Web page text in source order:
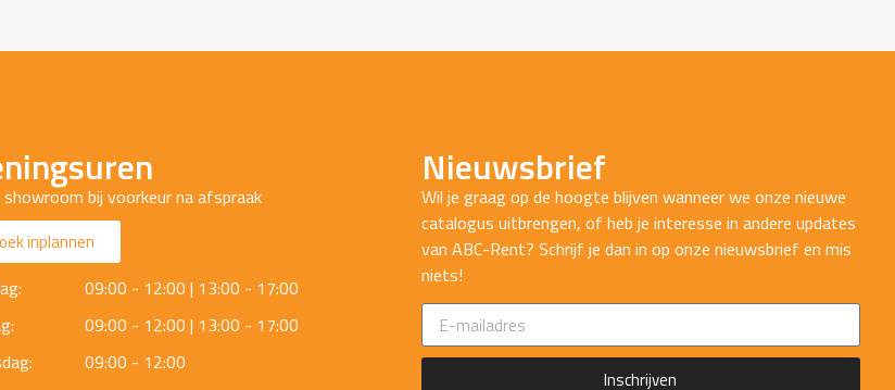
showroom bij voorkeur na afspraak
inplannen
09:00 - 12:00 | 13:00 - 17:00
09:00 - 12:00 | 13:00 - 17:00
09:00 - 12:00
Nieuwsbrief
Wil je graag op de hoogte blijven wanneer we onze nieuwe
catalogus uitbrengen, of heb je interesse in andere updates
van ABC-Rent? Schrijf je dan in op onze nieuwsbrief en mis
niets!
Inschrijven